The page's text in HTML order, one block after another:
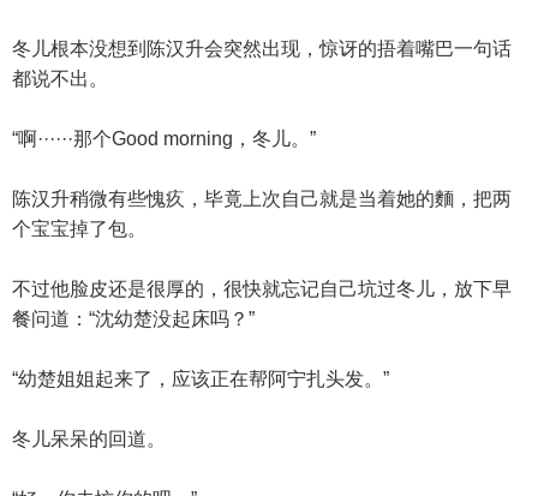
冬儿根本没想到陈汉升会突然出现，惊讶的捂着嘴巴一句话
都说不出。
“啊······那个Good morning，冬儿。”
陈汉升稍微有些愧疚，毕竟上次自己就是当着她的麵，把两
个宝宝掉了包。
不过他脸皮还是很厚的，很快就忘记自己坑过冬儿，放下早
餐问道：“沈幼楚没起床吗？”
“幼楚姐姐起来了，应该正在帮阿宁扎头发。”
冬儿呆呆的回道。